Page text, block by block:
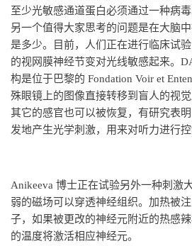
至少光敏感通道蛋白必须通过一种病
另一个值得大家思考的问题是在大脑
是多少。目前，人们正在进行临床试
的视网膜神经节变对光线敏感起来。
构是位于巴黎的 Fondation Voir et
殊眼镜上的图像直接转移到盲人的视觉
其它的感官也可以被恢复，有研究表
发地产生光学刺激，用来对听力进行控
Anikeeva 博士正在试验另外一种刺激
弱的磁场可以穿透神经组织。加热被
子，如果被更改的神经元附近的热感
的温度将激活相应神经元。